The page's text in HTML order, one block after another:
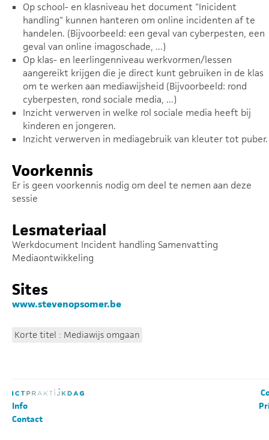
Op school- en klasniveau het document "Inicident
handling" kunnen hanteren om online incidenten af te
handelen. (Bijvoorbeeld: een geval van cyberpesten, een
geval van online imagoschade, ...)
Op klas- en leerlingenniveau werkvormen/lessen
aangereikt krijgen die je direct kunt gebruiken in de klas
om te werken aan mediawijsheid (Bijvoorbeeld: rond
cyberpesten, rond sociale media, ...)
Inzicht verwerven in welke rol sociale media heeft bij
kinderen en jongeren.
Inzicht verwerven in mediagebruik van kleuter tot puber.
Voorkennis
Er is geen voorkennis nodig om deel te nemen aan deze
sessie
Lesmateriaal
Werkdocument Incident handling Samenvatting
Mediaontwikkeling
Sites
www.stevenopsomer.be
Korte titel : Mediawijs omgaan
Info
Contact